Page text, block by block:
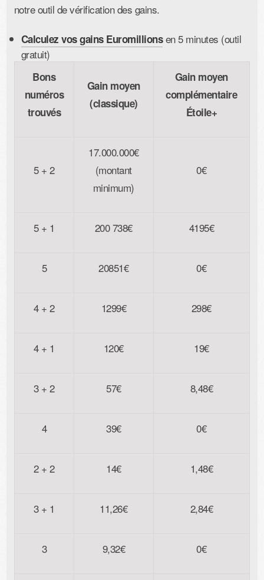
notre outil de vérification des gains.
Calculez vos gains Euromillionsen 5 minutes (outil
gratuit)
Bons
numéros
trouvés
Gain moyen
(classique)
Gain moyen
complémentaire
Étoile+
5 + 2
17.000.000€
(montant
minimum)
0€
5 + 1 200 738€ 4195€
5 20851€ 0€
4 + 2 1299€ 298€
4 + 1 120€ 19€
3 + 2 57€ 8,48€
4 39€ 0€
2 + 2 14€ 1,48€
3 + 1 11,26€ 2,84€
3 9,32€ 0€